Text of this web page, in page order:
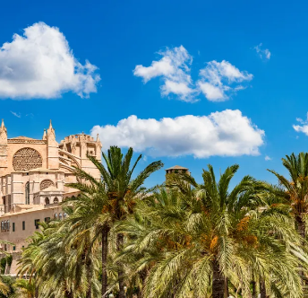
über Cookies ein verbessertes
Über „anpassen” können Sie Ihre
gespeichert.